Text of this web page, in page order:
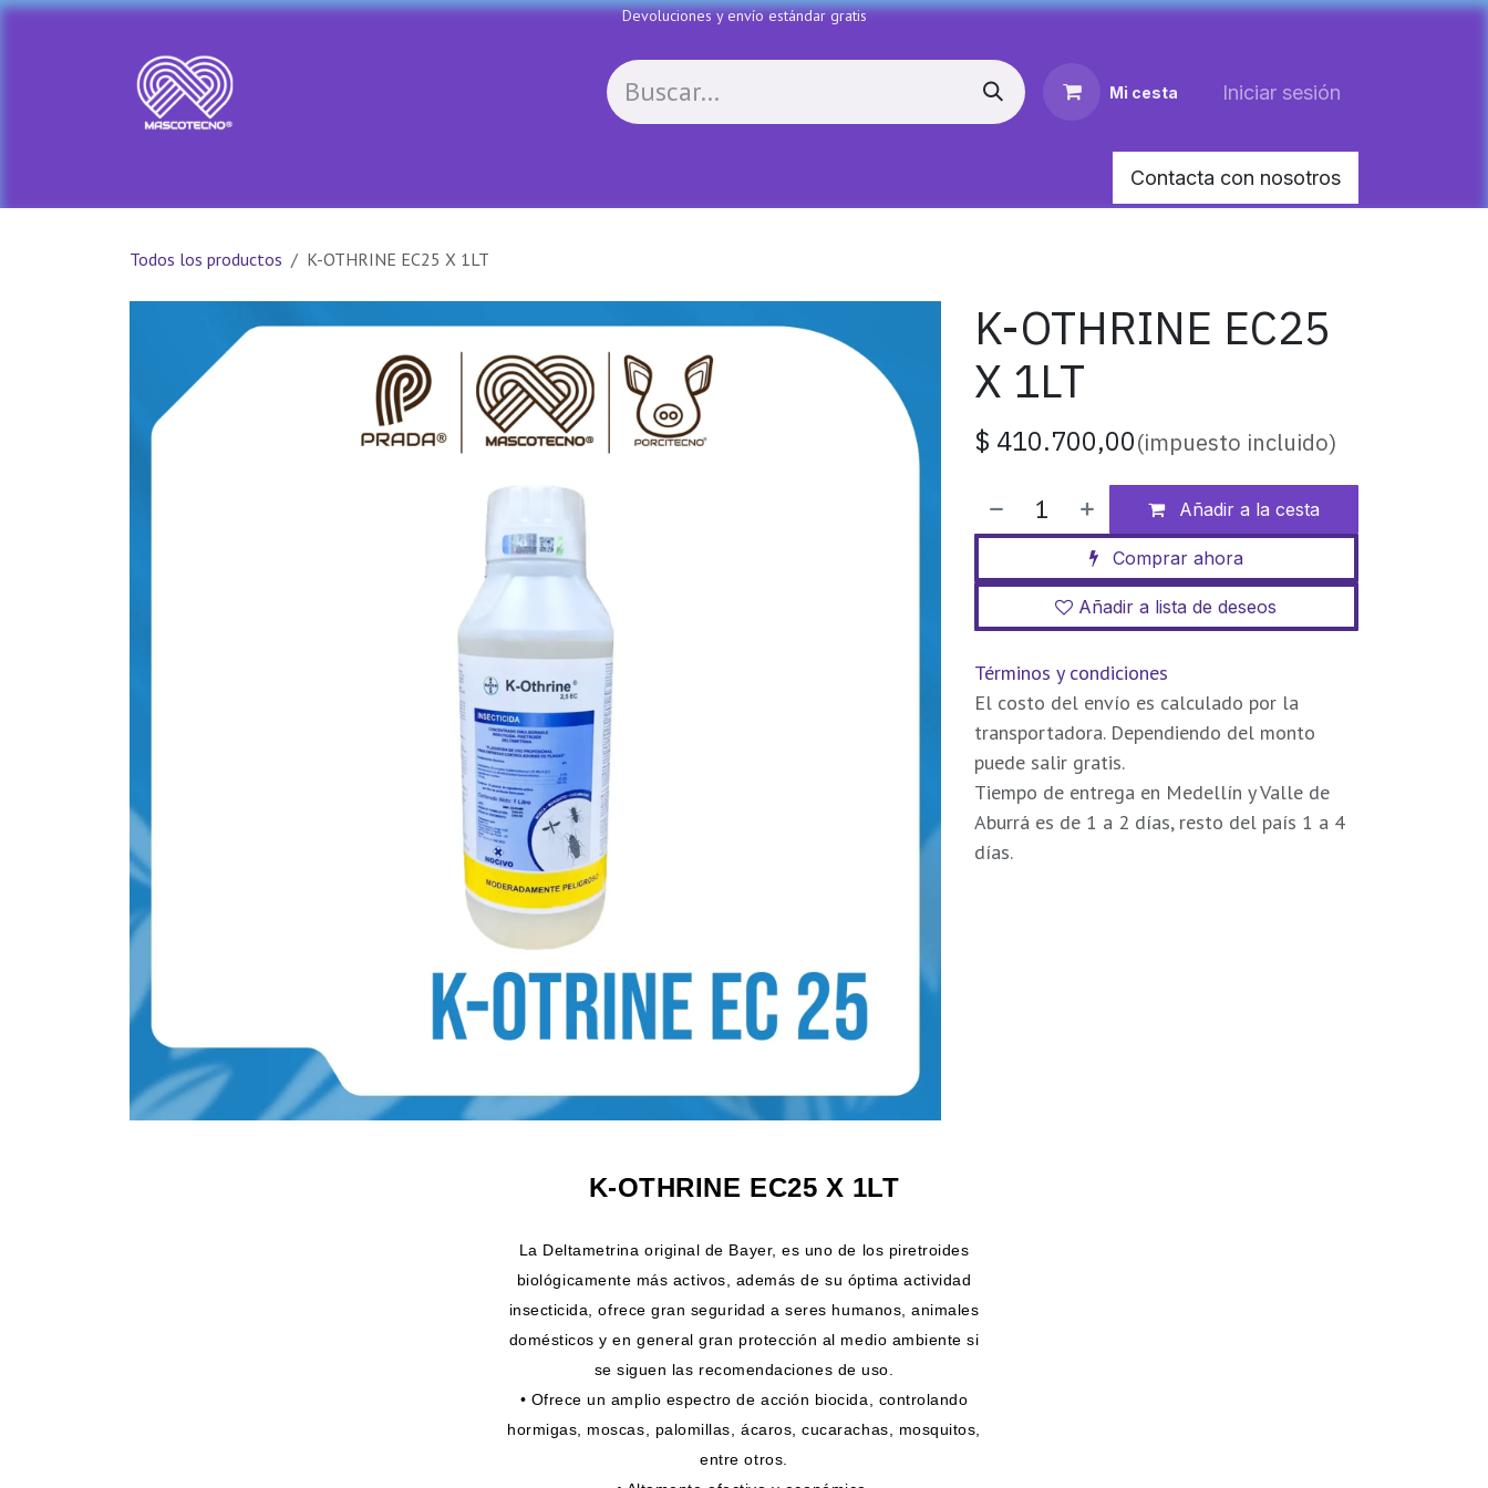
Ir al contenido Devoluciones y envío estándar gratis
Mi cesta Iniciar sesión
COLLAR MEDIANO PARA PERRO HEMOLITAN X 60
Contacta con nosotros
Todos los productos K-OTHRINE EC25 X 1LT
K-OTHRINE EC25
X 1LT
$ 410.700,00(impuesto incluido)
Añadir a la cesta
Comprar ahora
Añadir a lista de deseos
Términos y condiciones
El costo del envío es calculado por la
transportadora. Dependiendo del monto
puede salir gratis.
Tiempo de entrega en Medellín y Valle de
Aburrá es de 1 a 2 días, resto del país 1 a 4
días.
K-OTHRINE EC25 X 1LT
La Deltametrina original de Bayer, es uno de los piretroides
biológicamente más activos, además de su óptima actividad
insecticida, ofrece gran seguridad a seres humanos, animales
domésticos y en general gran protección al medio ambiente si
se siguen las recomendaciones de uso.
• Ofrece un amplio espectro de acción biocida, controlando
hormigas, moscas, palomillas, ácaros, cucarachas, mosquitos,
entre otros.